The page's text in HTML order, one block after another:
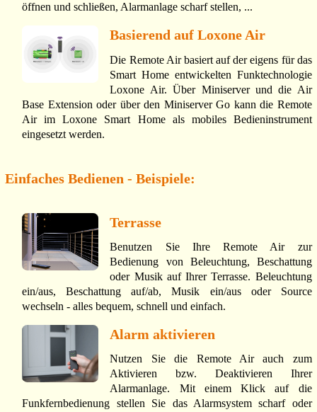
öffnen und schließen, Alarmanlage scharf stellen, ...
Basierend auf Loxone Air
Die Remote Air basiert auf der eigens für das
Smart Home entwickelten Funktechnologie
Loxone Air. Über Miniserver und die Air
Base Extension oder über den Miniserver Go kann die Remote
Air im Loxone Smart Home als mobiles Bedieninstrument
eingesetzt werden.
Einfaches Bedienen - Beispiele:
Terrasse
Benutzen Sie Ihre Remote Air zur
Bedienung von Beleuchtung, Beschattung
oder Musik auf Ihrer Terrasse. Beleuchtung
ein/aus, Beschattung auf/ab, Musik ein/aus oder Source
wechseln - alles bequem, schnell und einfach.
Alarm aktivieren
Nutzen Sie die Remote Air auch zum
Aktivieren bzw. Deaktivieren Ihrer
Alarmanlage. Mit einem Klick auf die
Funkfernbedienung stellen Sie das Alarmsystem scharf oder